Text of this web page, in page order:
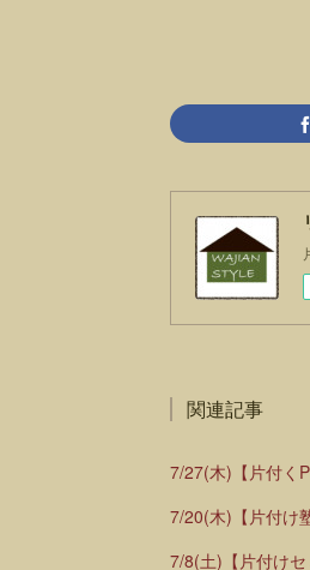
関連記事
7/27(木)【片付く
7/20(木)【片付け
7/8(土)【片付け